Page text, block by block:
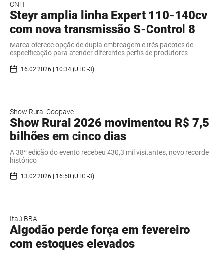
CNH
Steyr amplia linha Expert 110-140cv
com nova transmissão S-Control 8
Marca oferece opção de dupla embreagem e três pacotes de
especificação para atender diferentes perfis de produtores
16.02.2026 | 10:34 (UTC -3)
Show Rural Coopavel
Show Rural 2026 movimentou R$ 7,5
bilhões em cinco dias
A 38ª edição do evento recebeu 430,3 mil visitantes, novo recorde
histórico
13.02.2026 | 16:50 (UTC -3)
Itaú BBA
Algodão perde força em fevereiro
com estoques elevados